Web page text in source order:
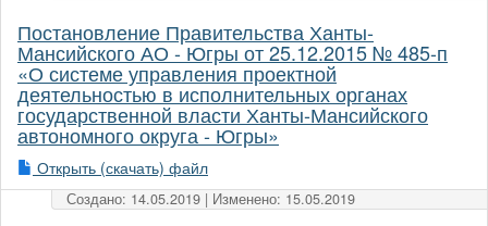
Постановление Правительства Ханты-
Мансийского АО - Югры от 25.12.2015 № 485-п
«О системе управления проектной
деятельностью в исполнительных органах
государственной власти Ханты-Мансийского
автономного округа - Югры»
Открыть (скачать) файл
Создано: 14.05.2019 | Изменено: 15.05.2019